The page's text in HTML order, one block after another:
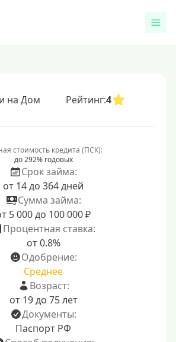
Рейтинг:4
стоимость кредита (ПСК):
до 292% годовых
Срок займа:
от 14 до 364 дней
Сумма займа:
5 000 до 100 000 ₽
Процентная ставка:
от 0.8%
Одобрение:
Среднее
Возраст:
от 19 до 75 лет
Документы:
Паспорт РФ